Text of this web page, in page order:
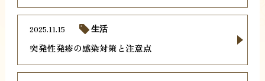
突発性発疹の感染対策と注意点
2025.11.15 生活